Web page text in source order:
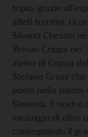
triplo, grazie
atleti trentini,
Silvano Chesani
Yeman Crippa nei
alpino di Coppa
Stefano Gross
posto nello slalom
Slovenia. Il nostro
vantaggio di oltre
consegnando il